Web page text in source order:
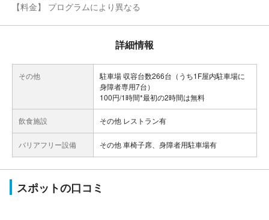
【料金】 プログラムにより異なる
詳細情報
その他
駐車場 収容台数266台（うち1F屋内駐車場に
身障者専用7台）
100円/1時間*最初の2時間は無料
飲食施設 その他 レストラン有
バリアフリー設備 その他 車椅子席、身障者用駐車場有
スポットの口コミ